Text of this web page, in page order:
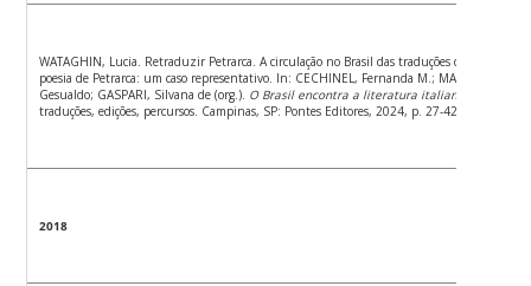
WATAGHIN, Lucia. Retraduzir Petrarca. A circulação no Brasil das traduções da
poesia de Petrarca: um caso representativo. In: CECHINEL, Fernanda M.; MAFFIA,
Gesualdo; GASPARI, Silvana de (org.). O Brasil encontra a literatura italiana
traduções, edições, percursos. Campinas, SP: Pontes Editores, 2024, p. 27-42.
2018